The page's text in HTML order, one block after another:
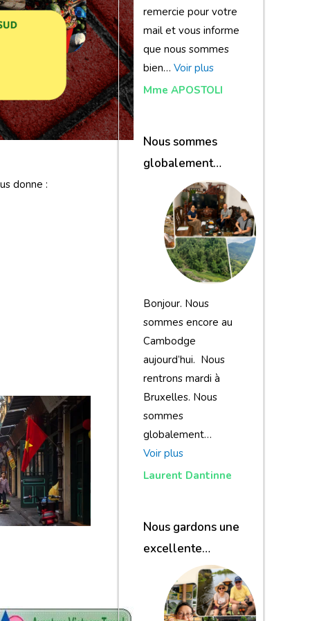
donne :
remercie pour votre
mail et vous informe
que nous sommes
bien… Voir plus
Mme APOSTOLI
Nous sommes
globalement
satisfaits du
voyage
Bonjour. Nous
sommes encore au
Cambodge
aujourd’hui. Nous
rentrons mardi à
Bruxelles. Nous
sommes
globalement…
Voir plus
Laurent Dantinne
Nous gardons une
excellente
impression de
notre voyage et de
votre agence